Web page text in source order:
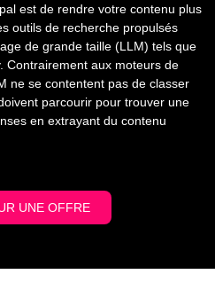
est de rendre votre contenu plus
outils de recherche propulsés
de grande taille (LLM) tels que
Contrairement aux moteurs de
ne se contentent pas de classer
parcourir pour trouver une
en extrayant du contenu
UNE OFFRE